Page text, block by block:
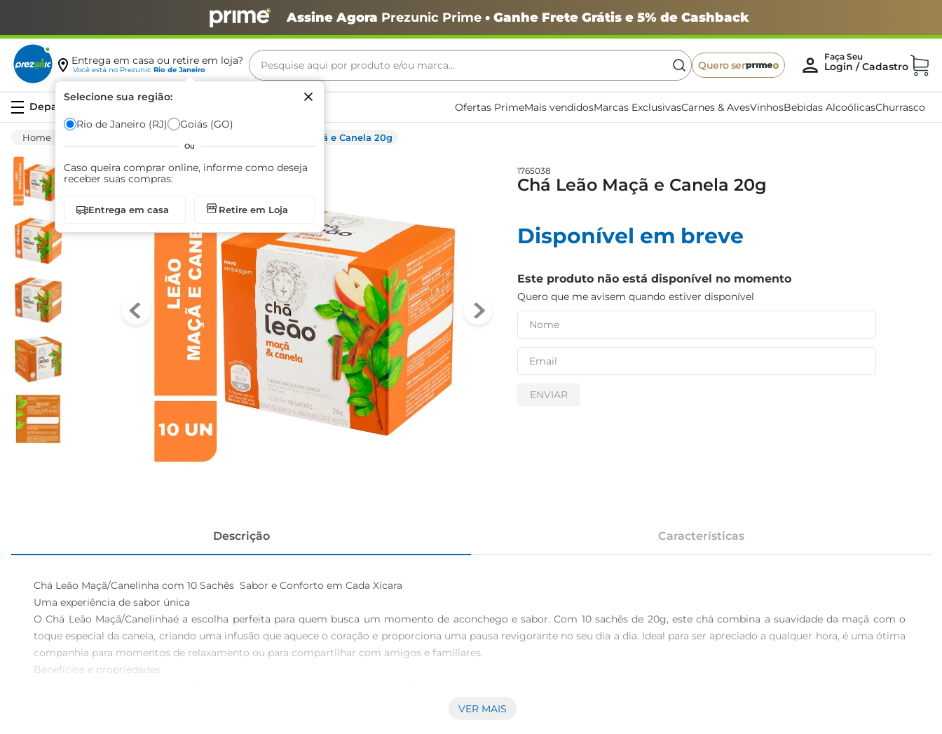
Assine Agora Prezunic Prime• Ganhe Frete Grátis e 5% de Cashback
Entrega em casa ou retire em loja?
Você está no Prezunic Rio de Janeiro
Selecione sua região:
Rio de Janeiro (RJ) Goiás (GO)
Ou
Caso queira comprar online, informe como deseja
receber suas compras:
Entrega em casa Retire em Loja
Pesquise aqui por produto e/ou marca...
Quero ser
Ofertas PrimeMais vendidosMarcas ExclusivasCarnes & AvesVinhosBebidas AlcoólicasChurrasco
Chá Leão Maçã e Canela 20g
1765038
Chá Leão Maçã e Canela 20g
Disponível em breve
Este produto não está disponível no momento
Quero que me avisem quando estiver disponível
ENVIAR
Descrição Características
Chá Leão Maçã/Canelinha com 10 Sachês  Sabor e Conforto em Cada Xícara
Uma experiência de sabor única
O Chá Leão Maçã/Canelinhaé a escolha perfeita para quem busca um momento de aconchego e sabor. Com 10 sachês de 20g, este chá combina a suavidade da maçã com o
toque especial da canela, criando uma infusão que aquece o coração e proporciona uma pausa revigorante no seu dia a dia. Ideal para ser apreciado a qualquer hora, é uma ótima
companhia para momentos de relaxamento ou para compartilhar com amigos e familiares.
Benefícios e propriedades
canela é valorizada por suas qualidades digestivas e seu potencial para aquecer o corpo. Essa combinação não só agrada ao gosto, mas também contribui para o bemestar,
VER MAIS
Termos mais buscados
café
arroz
azeite
biscoito
cerveja
iogurte
papel higiênico